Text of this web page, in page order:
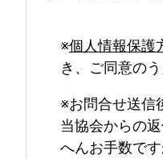
※個人情報保護
き、ご同意の
※お問合せ送信
当協会からの
へんお手数です